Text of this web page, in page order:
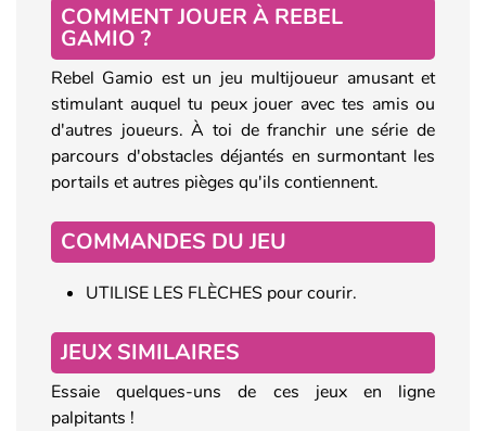
COMMENT JOUER À REBEL
GAMIO ?
Rebel Gamio est un jeu multijoueur amusant et
stimulant auquel tu peux jouer avec tes amis ou
d'autres joueurs. À toi de franchir une série de
parcours d'obstacles déjantés en surmontant les
portails et autres pièges qu'ils contiennent.
COMMANDES DU JEU
UTILISE LES FLÈCHES pour courir.
JEUX SIMILAIRES
Essaie quelques-uns de ces jeux en ligne
palpitants !